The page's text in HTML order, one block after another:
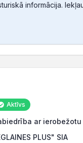
informācija.
Aktīvs
ar
PLUS" SIA